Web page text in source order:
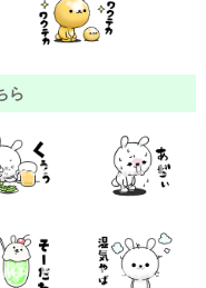
ら